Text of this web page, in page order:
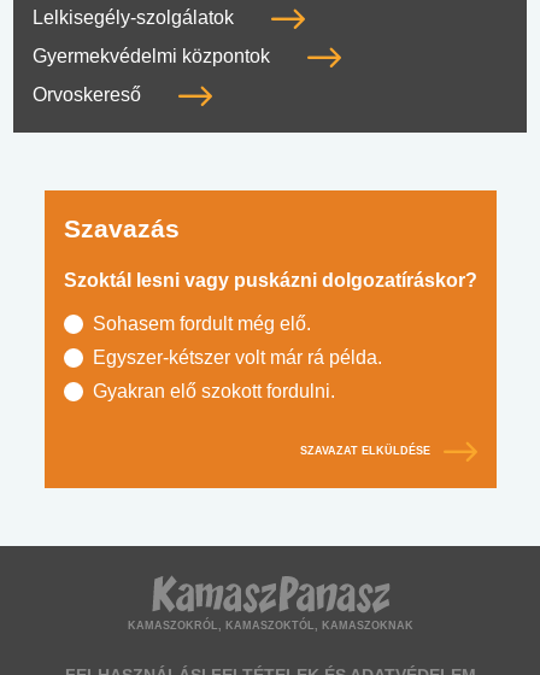
Lelkisegély-szolgálatok
Gyermekvédelmi központok
Orvoskereső
Szavazás
Szoktál lesni vagy puskázni dolgozatíráskor?
Sohasem fordult még elő.
Egyszer-kétszer volt már rá példa.
Gyakran elő szokott fordulni.
SZAVAZAT ELKÜLDÉSE
KAMASZOKRÓL, KAMASZOKTÓL, KAMASZOKNAK